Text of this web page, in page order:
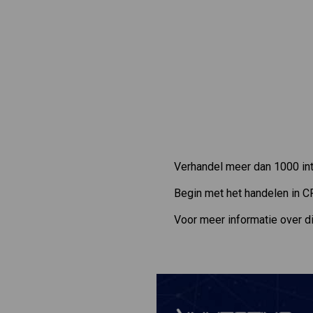
Verhandel meer dan 1000
Begin met het handelen in
Voor meer informatie over